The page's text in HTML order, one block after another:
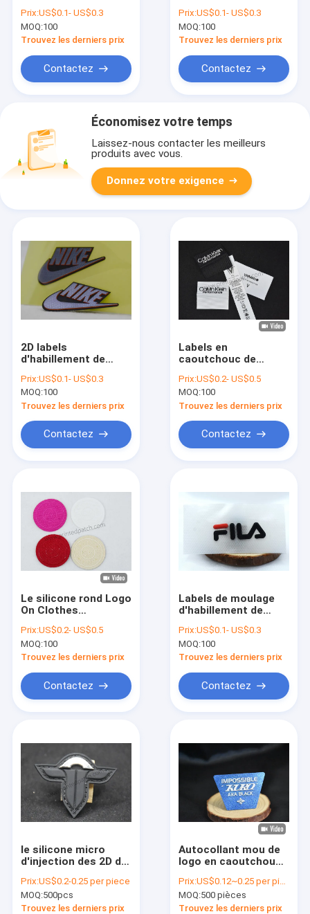
Vidéos
À propos de nous
Nous contacter
de silicone d'ODM
pour l'habillement
lavable
Prix:US$0.1- US$0.3
MOQ:100
Trouvez les derniers prix
Contactez
marque la
certification d'OEKO-
TEX
Prix:US$0.1- US$0.3
MOQ:100
Trouvez les derniers prix
Contactez
Économisez votre temps
Laissez-nous contacter les meilleurs
produits avec vous.
Donnez votre exigence
2D labels
d'habillement de
de silicone
Prix:US$0.1- US$0.3
MOQ:100
Trouvez les derniers prix
Contactez
Labels en
caoutchouc de
0.4mm sur bande
noire de polyester
Prix:US$0.2- US$0.5
MOQ:100
Trouvez les derniers prix
Contactez
Le silicone rond Logo
On Clothes
des CK 3D a
augmenté
Prix:US$0.2- US$0.5
MOQ:100
Trouvez les derniers prix
Contactez
Labels de moulage
d'habillement de
de silicone de 0.8MM
pour le vêtement
Prix:US$0.1- US$0.3
MOQ:100
Trouvez les derniers prix
Contactez
le silicone micro
d'injection des 2D de
caoutchouc
raccorde pour
l'habillement
Prix:US$0.2-0.25 per piece
MOQ:500pcs
Trouvez les derniers prix
Autocollant mou de
logo en caoutchouc
l'ODM extérieur
d'habillement
disponible
Prix:US$0.12~0.25 per piece
MOQ:500 pièces
Trouvez les derniers prix